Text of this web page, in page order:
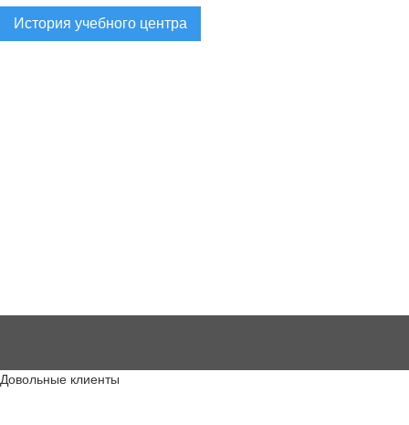
История учебного центра
Довольные клиенты